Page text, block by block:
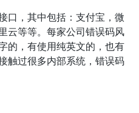
口，其中包括：支付宝，微
云等等。每家公司错误码风
的，有使用纯英文的，也有
触过很多内部系统，错误码